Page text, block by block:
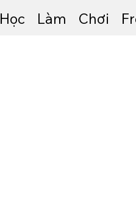
Học Làm Chơi